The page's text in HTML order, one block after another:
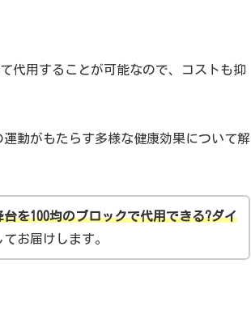
代用することが可能なので、コストも抑
動がもたらす多様な健康効果について解
を100均のブロックで代用できる?ダイ
てお届けします。